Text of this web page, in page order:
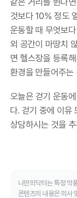
것보다 10%정도
운동할 때 무엇보
외 공간이 마땅치
면 헬스장을 등록
환경을 만들어주는
오늘은 걷기 운동
다. 걷기 중에 이유
상담하시는 것을
나만의닥터는 특정 약
콘텐츠의 내용은 의사